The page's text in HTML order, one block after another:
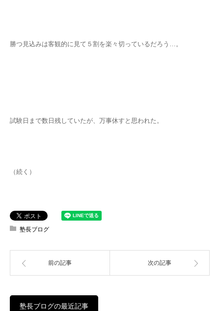
勝つ見込みは客観的に見て５割を楽々切っているだろう…。
試験日まで数日残していたが、万事休すと思われた。
（続く）
塾長ブログ
前の記事 次の記事
塾長ブログの最近記事